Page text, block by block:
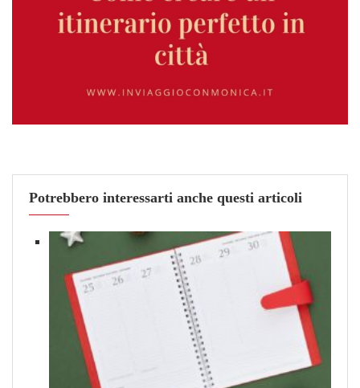
Potrebbero interessarti anche questi articoli